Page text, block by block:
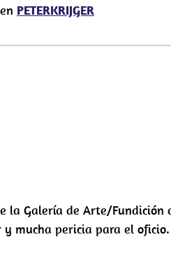
PETERKRIJGER
la Galería de Arte/Fundición
mucha pericia para el